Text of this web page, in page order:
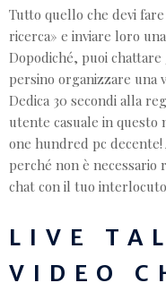
Tutto quello che devi
ricerca» e inviare loro
Dopodiché, puoi
persino organizzare una
Dedica 30 secondi alla
utente casuale in
one hundred pc
perché non è necessario
chat con il tuo
LIVE
VIDEO